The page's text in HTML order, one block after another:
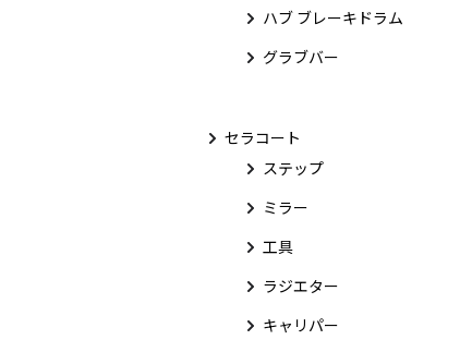
ハブ ブレーキドラム
グラブバー
セラコート
ステップ
ミラー
工具
ラジエター
キャリパー